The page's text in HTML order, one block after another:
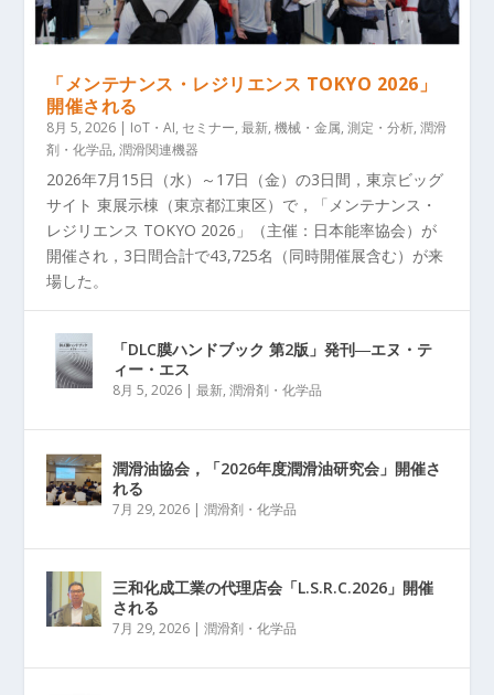
「メンテナンス・レジリエンス TOKYO 2026」
開催される
8月 5, 2026 | IoT・AI, セミナー,最新,機械・金属,測定・分析,潤滑
剤・化学品,潤滑関連機器
2026年7月15日（水）～17日（金）の3日間，東京ビッグ
サイト 東展示棟（東京都江東区）で，「メンテナンス・
レジリエンス TOKYO 2026」（主催：日本能率協会）が
開催され，3日間合計で43,725名（同時開催展含む）が来
場した。
「DLC膜ハンドブック 第2版」発刊―エヌ・テ
ィー・エス
8月 5, 2026 |最新,潤滑剤・化学品
潤滑油協会，「2026年度潤滑油研究会」開催さ
れる
7月 29, 2026 |潤滑剤・化学品
三和化成工業の代理店会「L.S.R.C.2026」開催
される
7月 29, 2026 |潤滑剤・化学品